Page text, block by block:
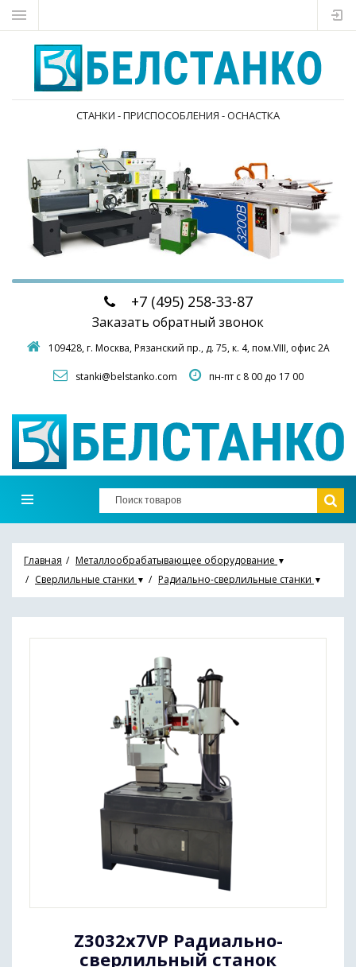
СТАНКИ - ПРИСПОСОБЛЕНИЯ - ОСНАСТКА
+7 (495)258-33-87
Заказать обратный звонок
109428, г. Москва,Рязанский пр., д. 75, к. 4, пом.VIII, офис 2А
stanki@belstanko.com пн-пт с 8 00 до 17 00
Главная Металлообрабатывающее оборудование ▼
Сверлильные станки ▼ Радиально-сверлильные станки ▼
Z3032х7VP Радиально-
сверлильный станок